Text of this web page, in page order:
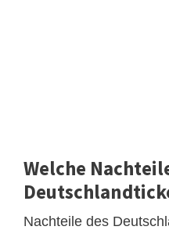
Welche
Nachteile des